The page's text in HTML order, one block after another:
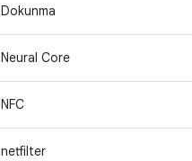
Dokunma
Neural Core
NFC
netfilter